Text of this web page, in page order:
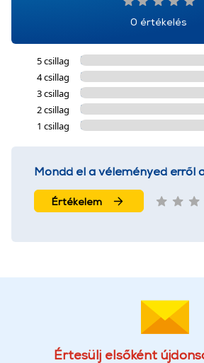
0 értékelés
5 csillag
4 csillag
3 csillag
2 csillag
1 csillag
Mondd el a véleményed erről
Értékelem
Értesülj elsőként